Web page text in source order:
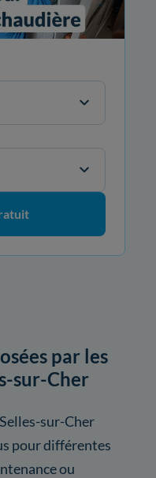
par les
sur-Cher
sur-Cher
pour différentes
ou